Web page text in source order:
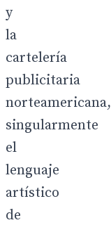
y
la
cartelería
publicitaria
norteamericana,
singularmente
el
lenguaje
artístico
de